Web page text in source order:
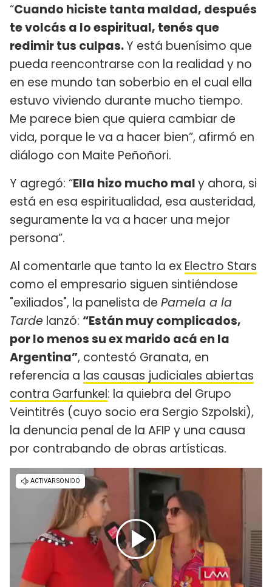
“Cuando hiciste tanta maldad, después
te volcás a lo espiritual, tenés que
redimir tus culpas.Y está buenísimo que
pueda reencontrarse con la realidad y no
en ese mundo tan soberbio en el cual ella
estuvo viviendo durante mucho tiempo.
Me parece bien que quiera cambiar de
vida, porque le va a hacer bien”, afirmó en
diálogo con Maite Peñoñori.
Y agregó: “Ella hizo mucho maly ahora, si
está en esa espiritualidad, esa austeridad,
seguramente la va a hacer una mejor
persona”.
Al comentarle que tanto la ex Electro Stars
como el empresario siguen sintiéndose
"exiliados", la panelista de Pamela a la
Tarde lanzó: “Están muy complicados,
por lo menos su ex marido acá en la
Argentina”, contestó Granata, en
referencia a las causas judiciales abiertas
contra Garfunkel: la quiebra del Grupo
Veintitrés (cuyo socio era Sergio Szpolski),
la denuncia penal de la AFIP y una causa
por contrabando de obras artísticas.